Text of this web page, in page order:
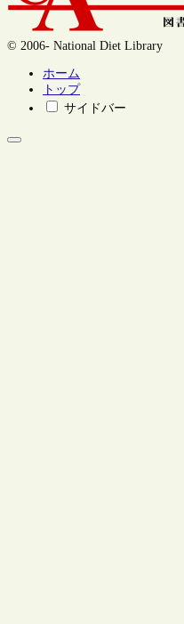
© 2006- National Diet Library
ホーム
トップ
サイドバー